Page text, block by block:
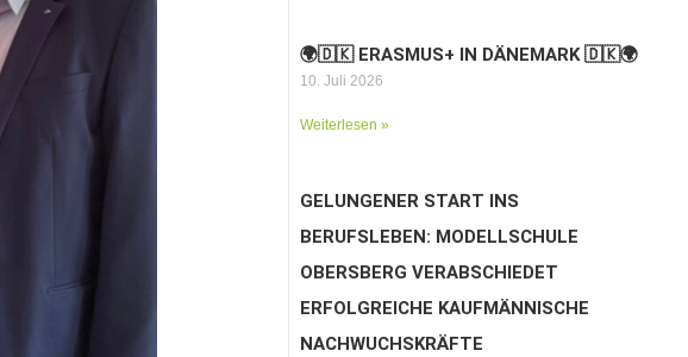
🌍🇩🇰 ERASMUS+ IN DÄNEMARK 🇩🇰🌍
10. Juli 2026
Weiterlesen »
GELUNGENER START INS
BERUFSLEBEN: MODELLSCHULE
OBERSBERG VERABSCHIEDET
ERFOLGREICHE KAUFMÄNNISCHE
NACHWUCHSKRÄFTE